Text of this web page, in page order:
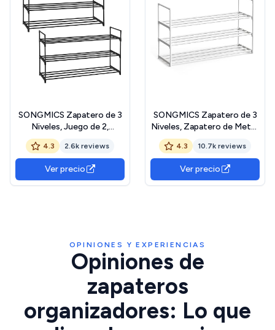
SONGMICS Zapatero de 3
Niveles, Juego de 2,
Estantería de Zapatos, de
Metal, para 12 a 15 Pares de
Zapatos, Estante Apilable,
para Pasillo, Salón,
Dormitorio, 30 x 92 x 54
4.3 2.6k reviews
Ver precio
SONGMICS Zapatero de 3
Niveles, Zapatero de Metal,
Organizador de Zapatos,
para 12-15 Pares de
Zapatos, Apilable, Pasillo,
30 x 92 x 55 cm, Blanco
Perla LSA303W03
4.3 10.7k reviews
Ver precio
OPINIONES Y EXPERIENCIAS
Opiniones de
zapateros
organizadores: Lo que